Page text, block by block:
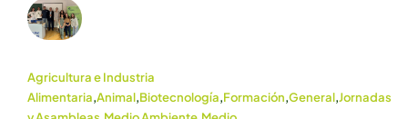
Agricultura e Industria
Alimentaria,Animal,Biotecnología,Formación,General,Jornadas